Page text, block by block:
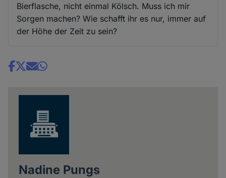
Bierflasche, nicht einmal Kölsch. Muss ich mir
Sorgen machen? Wie schafft ihr es nur, immer auf
der Höhe der Zeit zu sein?
Share
Nadine Pungs